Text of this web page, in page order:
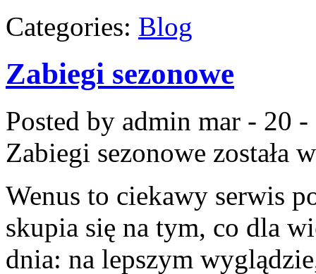
Categories: Blog
Zabiegi sezonowe
Posted by admin mar - 20 -
Zabiegi sezonowe została
Wenus to ciekawy serwis
skupia się na tym, co dla
dnia: na lepszym